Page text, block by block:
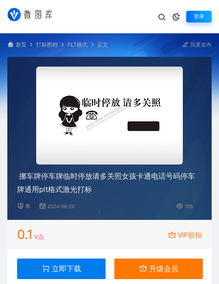
登录
首页 打标图档 PLT格式 正文 我要发布
挪车牌停车牌临时停放请多关照女孩卡通电话号码停车
牌通用plt格式激光打标
季 2024-06-20 705
0.1 V点 VIP折扣
立即下载 升级会员